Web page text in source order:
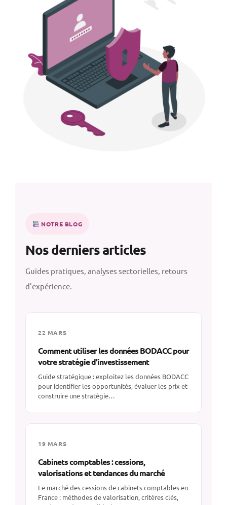
NOTRE BLOG
Nos derniers articles
Guides pratiques, analyses sectorielles, retours
d'expérience.
22 MARS
Comment utiliser les données BODACC pour
votre stratégie d'investissement
Guide stratégique : exploitez les données BODACC
pour identifier les opportunités, évaluer les prix et
construire une stratégie…
19 MARS
Cabinets comptables : cessions,
valorisations et tendances du marché
Le marché des cessions de cabinets comptables en
France : méthodes de valorisation, critères clés,